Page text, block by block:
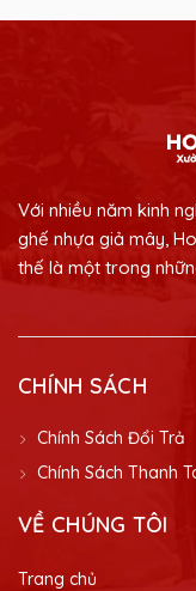
Với nhiều năm kinh
ghế nhựa giả mây,
thế là một trong
CHÍNH SÁCH
Chính Sách Đổi Trả
Chính Sách Thanh
VỀ CHÚNG TÔI
Trang chủ